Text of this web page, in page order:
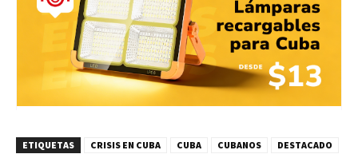
ETIQUETAS CRISIS EN CUBA CUBA CUBANOS
DESTACADO